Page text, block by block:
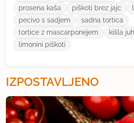
prosena kaša
piškoti brez jajc
pecivo s sadjem
sadna tortica
tortice z mascarponejem
kišla
limonini piškoti
IZPOSTAVLJENO